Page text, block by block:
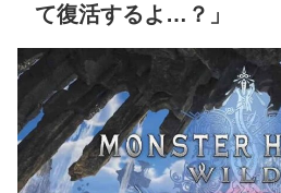
て復活するよ…？」